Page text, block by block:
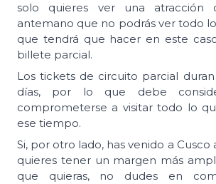
solo quieres ver una atracción
antemano que no podrás ver todo
que tendrá que hacer en este
billete parcial.
Los tickets de circuito parcial
días, por lo que debe
comprometerse a visitar todo lo
ese tiempo.
Si, por otro lado, has venido a
quieres tener un margen más
que quieras, no dudes en